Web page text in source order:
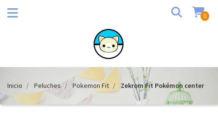
0
Inicio Peluches Pokemon Fit Zekrom Fit Pokémon center